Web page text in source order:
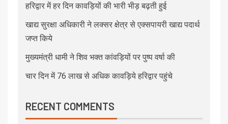
हरिद्वार में हर दिन कावड़ियों की भारी भीड़ बढ़ती हुई
खाद्य सुरक्षा अधिकारी ने लक्सर क्षेत्र से एक्सपायरी खाद्य पदार्थ
जप्त किये
मुख्यमंत्री धामी ने शिव भक्त कांवड़ियों पर पुष्प वर्षा की
चार दिन में 76 लाख से अधिक कावड़िये हरिद्वार पहुंचे
RECENT COMMENTS